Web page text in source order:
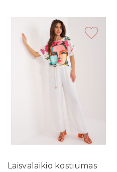
Laisvalaikio kostiumas